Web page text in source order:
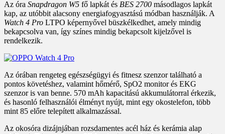
Az óra Snapdragon W5 fő lapkát és BES 2700 másodlagos lapkát
kap, az utóbbit alacsony energiafogyasztású módban használják. A
Watch 4 Pro LTPO képernyővel büszkélkedhet, amely mindig
bekapcsolva van, így színes mindig bekapcsolt kijelzővel is
rendelkezik.
Az órában rengeteg egészségügyi és fitnesz szenzor található a
pontos követéshez, valamint hőmérő, SpO2 monitor és EKG
szenzor is van benne. 570 mAh kapacitású akkumulátorral érkezik,
és hasonló felhasználói élményt nyújt, mint egy okostelefon, több
mint 85 előre telepített alkalmazással.
Az okosóra dizájnjában rozsdamentes acél ház és kerámia alap